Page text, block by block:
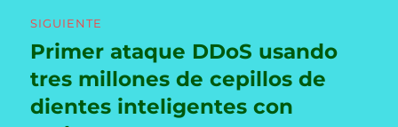
SIGUIENTE
Entrada
siguiente:
Primer ataque DDoS usando
tres millones de cepillos de
dientes inteligentes con